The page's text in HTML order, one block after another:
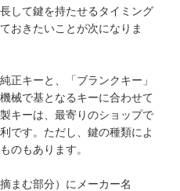
して鍵を持たせるタイミング
おきたいことが次になりま
正キーと、「ブランクキー」
械で基となるキーに合わせて
キーは、最寄りのショップで
です。ただし、鍵の種類によ
のもあります。
まむ部分）にメーカー名